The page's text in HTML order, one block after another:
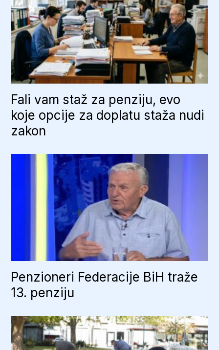
Fali vam staž za penziju, evo
koje opcije za doplatu staža nudi
zakon
Penzioneri Federacije BiH traže
13. penziju